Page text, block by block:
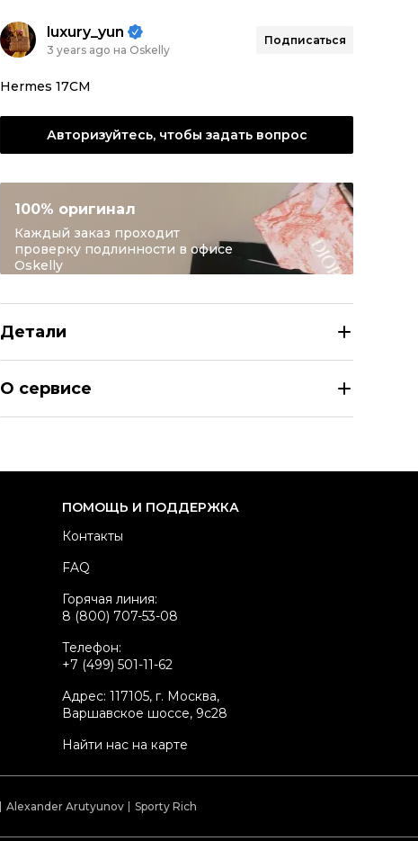
luxury_yun
3 years ago на Oskelly
Подписаться
Hermes 17CM
Авторизуйтесь, чтобы задать вопрос
100% оригинал
Каждый заказ проходит
проверку подлинности в офисе
Oskelly
Детали
Состояние товара
Продавец
О сервисе
ПОМОЩЬ И ПОДДЕРЖКА
Контакты
FAQ
Горячая линия:
8 (800) 707-53-08
Телефон:
+7 (499) 501-11-62
Адрес: 117105, г. Москва,
Варшавское шоссе, 9с28
Найти нас на карте
Alexander Arutyunov Sporty Rich